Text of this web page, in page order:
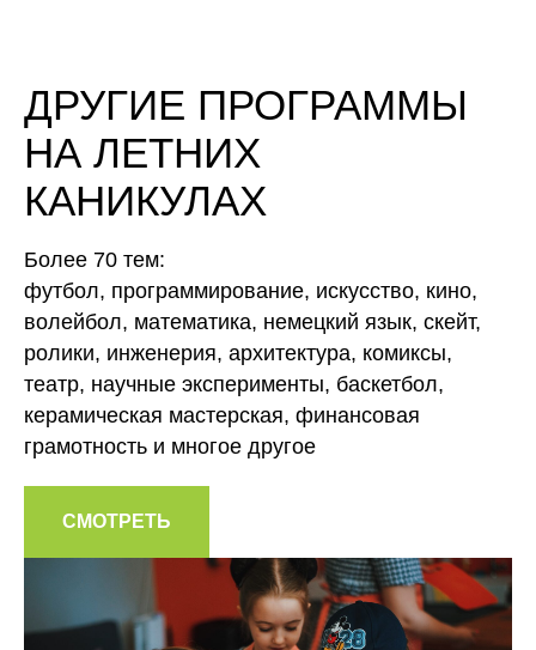
ДРУГИЕ ПРОГРАММЫ
НА ЛЕТНИХ
КАНИКУЛАХ
Более 70 тем:
футбол, программирование, искусство, кино,
волейбол, математика, немецкий язык, скейт,
ролики, инженерия, архитектура, комиксы,
театр, научные эксперименты, баскетбол,
керамическая мастерская, финансовая
грамотность и многое другое
СМОТРЕТЬ